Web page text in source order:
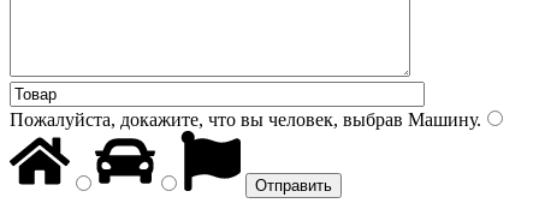
Пожалуйста, докажите, что вы человек, выбрав Машину.